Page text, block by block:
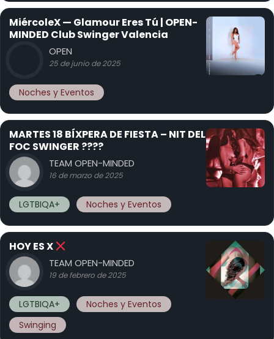
MiércoleX — Glamour Eres Tú | OPEN-
MINDED Club Swinger Valencia
OPEN
25 de junio de 2025
Noches y Eventos
MARTES 18 BÍXPERA DE FIESTA – NIT DEL
FOC SWINGER ????
TEAM OPEN-MINDED
16 de marzo de 2025
LGTBIQA+ Noches y Eventos
HOY ES X
TEAM OPEN-MINDED
19 de febrero de 2025
LGTBIQA+
Noches y Eventos
Swinging